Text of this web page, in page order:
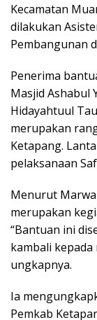
Kecamatan
dilakukan
Pembangunan
Penerima
Masjid Ashabul
Hidayahtuul
merupakan
Ketapang.
pelaksanaan
Menurut
merupakan
“Bantuan ini
kambali kepada
ungkapnya.
Ia
Pemkab